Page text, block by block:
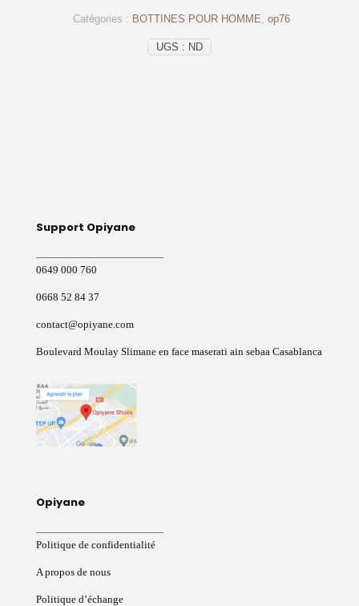
UGS : ND
Catégories : BOTTINES POUR HOMME op76
Support Opiyane
0649 000 760
0668 52 84 37
contact@opiyane.com
Boulevard Moulay Slimane en face maserati ain sebaa Casablanca
Opiyane
Politique de confidentialité
A propos de nous
Politique d’échange